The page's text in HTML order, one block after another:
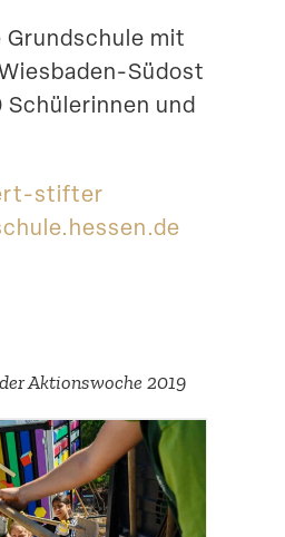
Suche
Grund­schule mit
Südost
und
stifter​
Aktions­woche 2019